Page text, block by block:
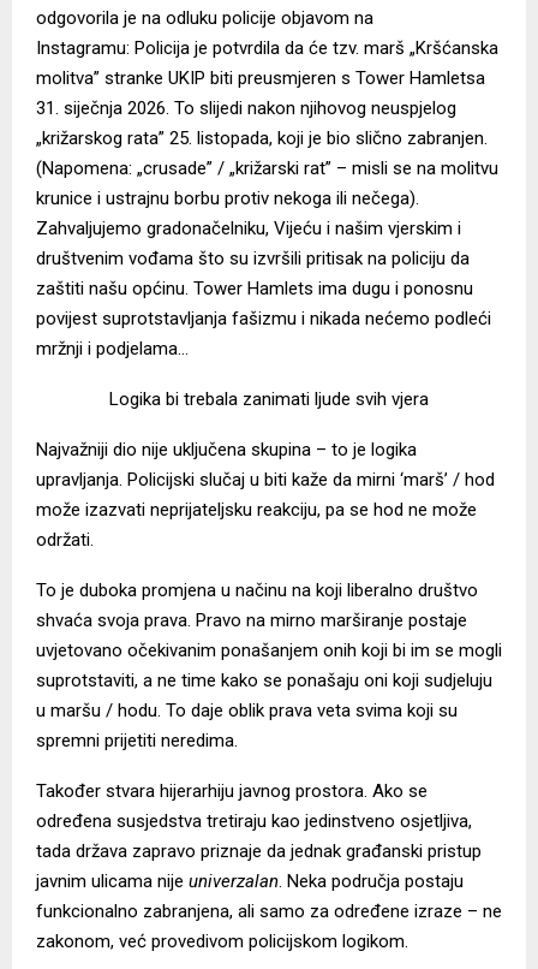
odgovorila je na odluku policije objavom na
Instagramu: Policija je potvrdila da će tzv. marš „Kršćanska
molitva” stranke UKIP biti preusmjeren s Tower Hamletsa
31. siječnja 2026. To slijedi nakon njihovog neuspjelog
„križarskog rata” 25. listopada, koji je bio slično zabranjen.
(Napomena: „crusade” / „križarski rat” – misli se na molitvu
krunice i ustrajnu borbu protiv nekoga ili nečega).
Zahvaljujemo gradonačelniku, Vijeću i našim vjerskim i
društvenim vođama što su izvršili pritisak na policiju da
zaštiti našu općinu. Tower Hamlets ima dugu i ponosnu
povijest suprotstavljanja fašizmu i nikada nećemo podleći
mržnji i podjelama…
Logika bi trebala zanimati ljude svih vjera
Najvažniji dio nije uključena skupina – to je logika
upravljanja. Policijski slučaj u biti kaže da mirni ‘marš’ / hod
može izazvati neprijateljsku reakciju, pa se hod ne može
održati.
To je duboka promjena u načinu na koji liberalno društvo
shvaća svoja prava. Pravo na mirno marširanje postaje
uvjetovano očekivanim ponašanjem onih koji bi im se mogli
suprotstaviti, a ne time kako se ponašaju oni koji sudjeluju
u maršu / hodu. To daje oblik prava veta svima koji su
spremni prijetiti neredima.
Također stvara hijerarhiju javnog prostora. Ako se
određena susjedstva tretiraju kao jedinstveno osjetljiva,
tada država zapravo priznaje da jednak građanski pristup
javnim ulicama nije univerzalan . Neka područja postaju
funkcionalno zabranjena, ali samo za određene izraze – ne
zakonom, već provedivom policijskom logikom.